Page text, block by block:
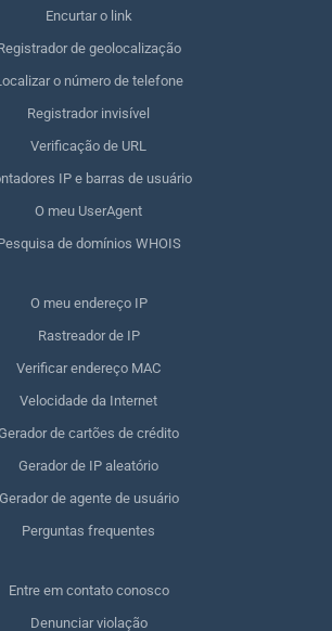
Encurtar o link
de geolocalização
o número de telefone
Registrador invisível
Verificação de URL
IP e barras de usuário
O meu UserAgent
de domínios WHOIS
O meu endereço IP
Rastreador de IP
Verificar endereço MAC
Velocidade da Internet
de cartões de crédito
Gerador de IP aleatório
Gerador de agente de usuário
Perguntas frequentes
Entre em contato conosco
Denunciar violação